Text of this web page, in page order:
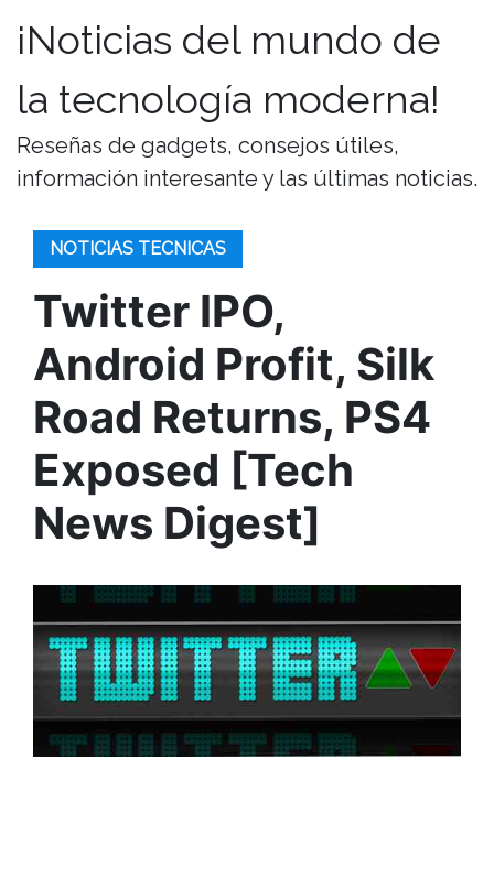
¡Noticias del mundo de
la tecnología moderna!
Reseñas de gadgets, consejos útiles,
información interesante y las últimas noticias.
NOTICIAS TECNICAS
Twitter IPO,
Android Profit, Silk
Road Returns, PS4
Exposed [Tech
News Digest]